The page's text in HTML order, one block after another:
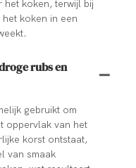
het koken, terwijl bij
koken in een
rubs en
gebruikt om
oppervlak van het
korst ontstaat,
van smaak